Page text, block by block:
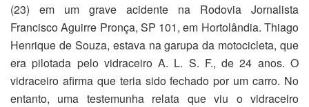
(23) em um grave acidente na Rodovia Jornalista
Francisco Aguirre Pronça, SP 101, em Hortolândia. Thiago
Henrique de Souza, estava na garupa da motocicleta, que
era pilotada pelo vidraceiro A. L. S. F., de 24 anos. O
vidraceiro afirma que teria sido fechado por um carro. No
entanto, uma testemunha relata que viu o vidraceiro